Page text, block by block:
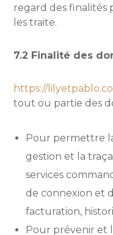
regard des finalités
les traite.
7.2 Finalité des
https://
tout ou partie des
Pour permettre
gestion et la
services
de connexion et
facturation,
Pour prévenir et